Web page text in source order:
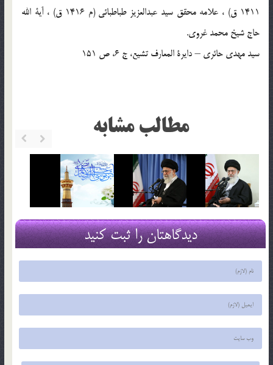
1411 ق) ، علامه محقق سيد عبدالعزيز طباطبائي (م 1416 ق) ، آية الله
حاج شيخ محمد غروي.
سيد مهدي حائري – دايرة المعارف تشيع، ج 6، ص 151
مطالب مشابه
دیدگاهتان را ثبت کنید